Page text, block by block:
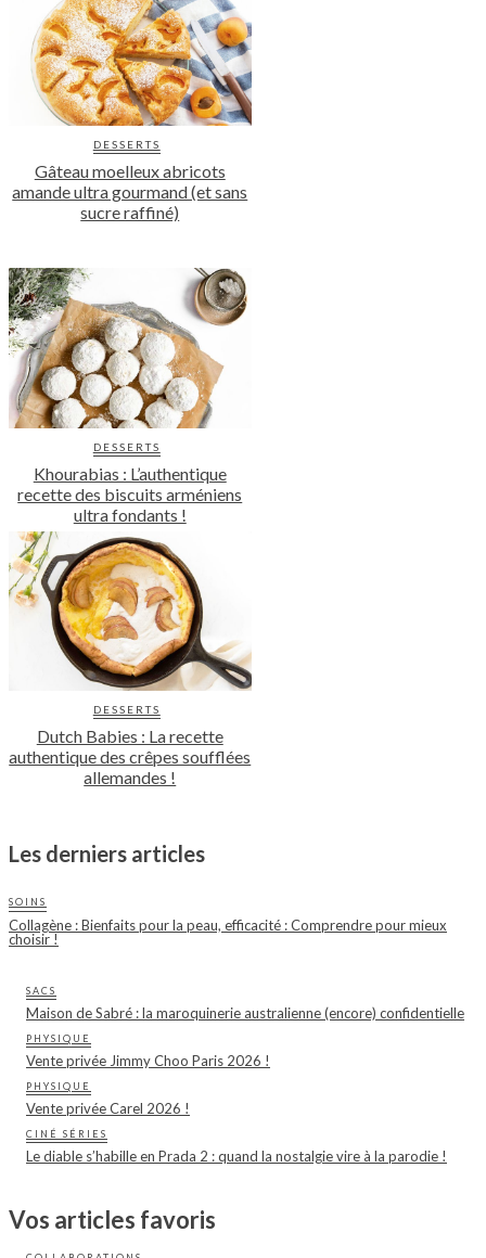
DESSERTS
Gâteau moelleux abricots
amande ultra gourmand (et sans
sucre raffiné)
DESSERTS
Khourabias : L’authentique
recette des biscuits arméniens
ultra fondants !
DESSERTS
Dutch Babies : La recette
authentique des crêpes soufflées
allemandes !
Les derniers articles
SOINS
Collagène : Bienfaits pour la peau, efficacité : Comprendre pour mieux
choisir !
SACS
Maison de Sabré : la maroquinerie australienne (encore) confidentielle
PHYSIQUE
Vente privée Jimmy Choo Paris 2026 !
PHYSIQUE
Vente privée Carel 2026 !
CINÉ SÉRIES
Le diable s’habille en Prada 2 : quand la nostalgie vire à la parodie !
Vos articles favoris